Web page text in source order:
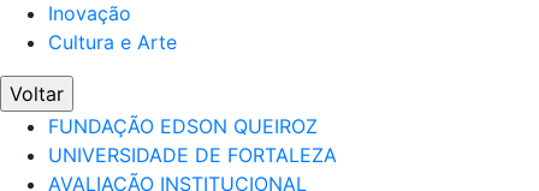
Inovação
Cultura e Arte
Voltar
FUNDAÇÃO EDSON QUEIROZ
UNIVERSIDADE DE FORTALEZA
AVALIAÇÃO INSTITUCIONAL